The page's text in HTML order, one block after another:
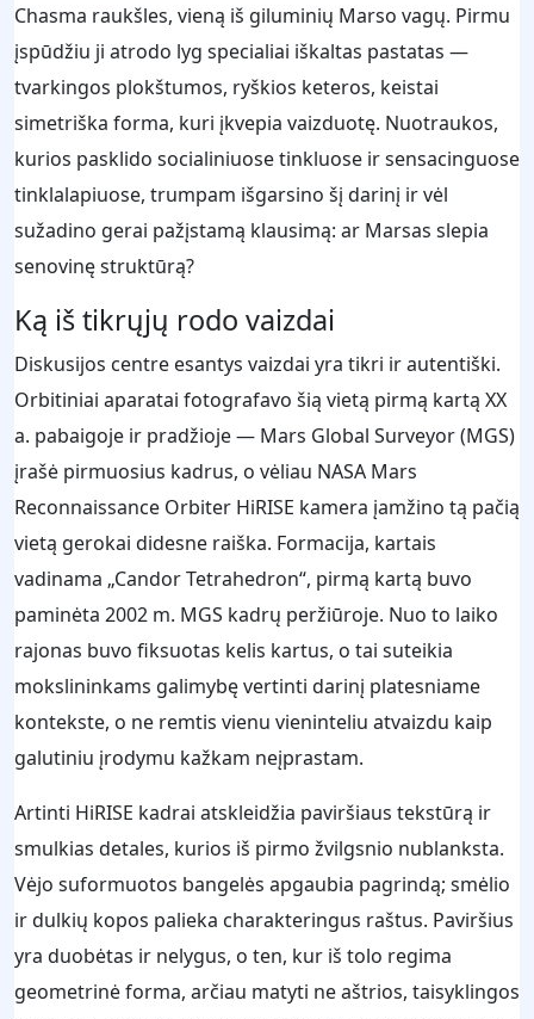
Chasma raukšles, vieną iš giluminių Marso vagų. Pirmu
įspūdžiu ji atrodo lyg specialiai iškaltas pastatas —
tvarkingos plokštumos, ryškios keteros, keistai
simetriška forma, kuri įkvepia vaizduotę. Nuotraukos,
kurios pasklido socialiniuose tinkluose ir sensacinguose
tinklalapiuose, trumpam išgarsino šį darinį ir vėl
sužadino gerai pažįstamą klausimą: ar Marsas slepia
senovinę struktūrą?
Ką iš tikrųjų rodo vaizdai
Diskusijos centre esantys vaizdai yra tikri ir autentiški.
Orbitiniai aparatai fotografavo šią vietą pirmą kartą XX
a. pabaigoje ir pradžioje — Mars Global Surveyor (MGS)
įrašė pirmuosius kadrus, o vėliau NASA Mars
Reconnaissance Orbiter HiRISE kamera įamžino tą pačią
vietą gerokai didesne raiška. Formacija, kartais
vadinama „Candor Tetrahedron“, pirmą kartą buvo
paminėta 2002 m. MGS kadrų peržiūroje. Nuo to laiko
rajonas buvo fiksuotas kelis kartus, o tai suteikia
mokslininkams galimybę vertinti darinį platesniame
kontekste, o ne remtis vienu vieninteliu atvaizdu kaip
galutiniu įrodymu kažkam neįprastam.
Artinti HiRISE kadrai atskleidžia paviršiaus tekstūrą ir
smulkias detales, kurios iš pirmo žvilgsnio nublanksta.
Vėjo suformuotos bangelės apgaubia pagrindą; smėlio
ir dulkių kopos palieka charakteringus raštus. Paviršius
yra duobėtas ir nelygus, o ten, kur iš tolo regima
geometrinė forma, arčiau matyti ne aštrios, taisyklingos